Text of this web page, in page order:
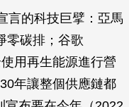
言的科技巨擘：亞馬
零碳排；谷歌
用再生能源進行營
年讓整個供應鏈都